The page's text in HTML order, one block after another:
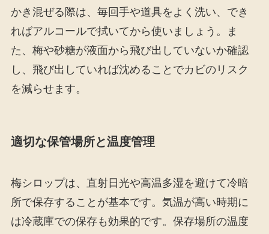
かき混ぜる際は、毎回手や道具をよく洗い、でき
ればアルコールで拭いてから使いましょう。ま
た、梅や砂糖が液面から飛び出していないか確認
し、飛び出していれば沈めることでカビのリスク
を減らせます。
適切な保管場所と温度管理
梅シロップは、直射日光や高温多湿を避けて冷暗
所で保存することが基本です。気温が高い時期に
は冷蔵庫での保存も効果的です。保存場所の温度